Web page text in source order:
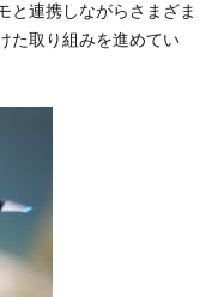
と連携しながらさまざま
た取り組みを進めてい